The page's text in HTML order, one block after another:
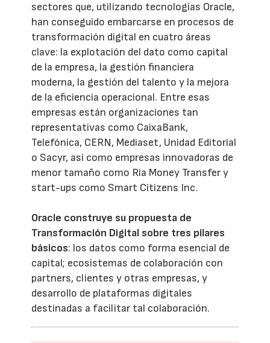
sectores que, utilizando tecnologías Oracle,
han conseguido embarcarse en procesos de
transformación digital en cuatro áreas
clave: la explotación del dato como capital
de la empresa, la gestión financiera
moderna, la gestión del talento y la mejora
de la eficiencia operacional. Entre esas
empresas están organizaciones tan
representativas como CaixaBank,
Telefónica, CERN, Mediaset, Unidad Editorial
o Sacyr, así como empresas innovadoras de
menor tamaño como Ria Money Transfer y
start-ups como Smart Citizens Inc.
Oracle construye su propuesta de
Transformación Digital sobre tres pilares
básicos: los datos como forma esencial de
capital; ecosistemas de colaboración con
partners, clientes y otras empresas, y
desarrollo de plataformas digitales
destinadas a facilitar tal colaboración.